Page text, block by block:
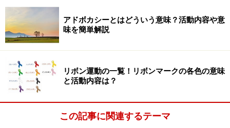
社会の課題解決をめざした企業
事業として自立することをめざしたNPO
一般企業との差を明確にするために、 社会的企業
ともよ
ばれます。
ていえば、“NPOのようなビジネスをめざす人たち”“NPO
アドボカシーとはどういう意味？活動内容や意
味を簡単解説
リボン運動の一覧！リボンマークの各色の意味
と活動内容は？
この記事に関連するテーマ